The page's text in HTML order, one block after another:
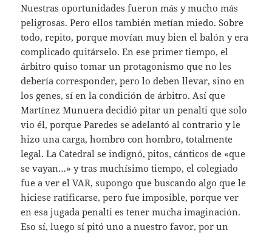
Nuestras oportunidades fueron más y mucho más
peligrosas. Pero ellos también metían miedo. Sobre
todo, repito, porque movían muy bien el balón y era
complicado quitárselo. En ese primer tiempo, el
árbitro quiso tomar un protagonismo que no les
debería corresponder, pero lo deben llevar, sino en
los genes, sí en la condición de árbitro. Así que
Martínez Munuera decidió pitar un penalti que solo
vio él, porque Paredes se adelantó al contrario y le
hizo una carga, hombro con hombro, totalmente
legal. La Catedral se indignó, pitos, cánticos de «que
se vayan…» y tras muchísimo tiempo, el colegiado
fue a ver el VAR, supongo que buscando algo que le
hiciese ratificarse, pero fue imposible, porque ver
en esa jugada penalti es tener mucha imaginación.
Eso sí, luego sí pitó uno a nuestro favor, por un